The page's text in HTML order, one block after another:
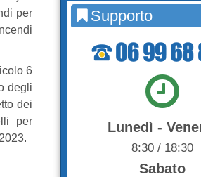
per
6
degli
dei
per
Supporto
Lunedì -
8:30 / 18:30
Sabato